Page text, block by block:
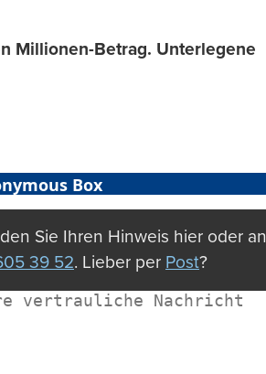
Millionen-Betrag. Unterlegene
Box
Sie Ihren Hinweis hier oder an
39 52. Lieber per Post?